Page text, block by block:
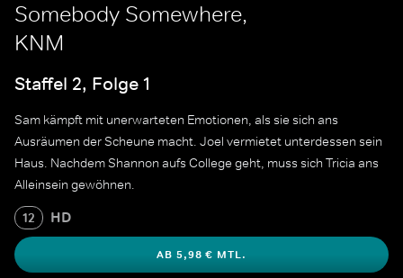
Somebody Somewhere,
KNM
Staffel 2, Folge 1
Sam kämpft mit unerwarteten Emotionen, als sie sich ans
Ausräumen der Scheune macht. Joel vermietet unterdessen sein
Haus. Nachdem Shannon aufs College geht, muss sich Tricia ans
Alleinsein gewöhnen.
12 HD
AB 5,98 € MTL.